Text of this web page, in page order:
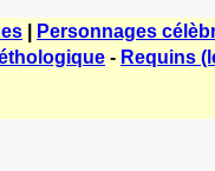
Personnages
- Requins